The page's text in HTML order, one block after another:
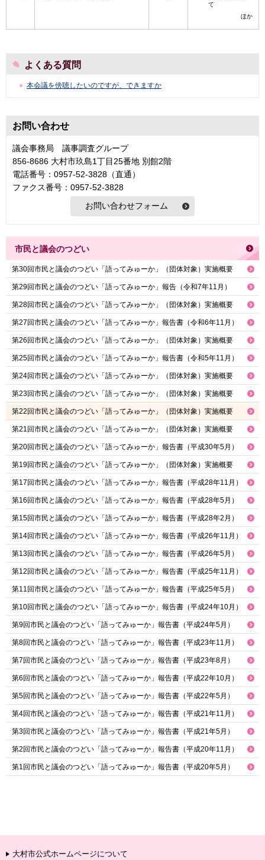
て
ほか
よくある質問
本会議を傍聴したいのですが、できますか
お問い合わせ
議会事務局 議事調査グループ
856-8686 大村市玖島1丁目25番地 別館2階
電話番号：0957-52-3828（直通）
ファクス番号：0957-52-3828
市民と議会のつどい
第30回市民と議会のつどい「語ってみゅーか」（団体対象）実施概要
第29回市民と議会のつどい「語ってみゅーか」報告（令和7年11月）
第28回市民と議会のつどい「語ってみゅーか」（団体対象）実施概要
第27回市民と議会のつどい「語ってみゅーか」報告書（令和6年11月）
第26回市民と議会のつどい「語ってみゅーか」（団体対象）実施概要
第25回市民と議会のつどい「語ってみゅーか」報告書（令和5年11月）
第24回市民と議会のつどい「語ってみゅーか」（団体対象）実施概要
第23回市民と議会のつどい「語ってみゅーか」（団体対象）実施概要
第22回市民と議会のつどい「語ってみゅーか」（団体対象）実施概要
第21回市民と議会のつどい「語ってみゅーか」（団体対象）実施概要
第20回市民と議会のつどい「語ってみゅーか」報告書（平成30年5月）
第19回市民と議会のつどい「語ってみゅーか」（団体対象）実施概要
第17回市民と議会のつどい「語ってみゅーか」報告書（平成28年11月）
第16回市民と議会のつどい「語ってみゅーか」報告書（平成28年5月）
第15回市民と議会のつどい「語ってみゅーか」報告書（平成28年2月）
第14回市民と議会のつどい「語ってみゅーか」報告書（平成26年11月）
第13回市民と議会のつどい「語ってみゅーか」報告書（平成26年5月）
第12回市民と議会のつどい「語ってみゅーか」報告書（平成25年11月）
第11回市民と議会のつどい「語ってみゅーか」報告書（平成25年5月）
第10回市民と議会のつどい「語ってみゅーか」報告書（平成24年10月）
第9回市民と議会のつどい「語ってみゅーか」報告書（平成24年5月）
第8回市民と議会のつどい「語ってみゅーか」報告書（平成23年11月）
第7回市民と議会のつどい「語ってみゅーか」報告書（平成23年8月）
第6回市民と議会のつどい「語ってみゅーか」報告書（平成22年10月）
第5回市民と議会のつどい「語ってみゅーか」報告書（平成22年5月）
第4回市民と議会のつどい「語ってみゅーか」報告書（平成21年11月）
第3回市民と議会のつどい「語ってみゅーか」報告書（平成21年5月）
第2回市民と議会のつどい「語ってみゅーか」報告書（平成20年11月）
第1回市民と議会のつどい「語ってみゅーか」報告書（平成20年5月）
大村市公式ホームページについて